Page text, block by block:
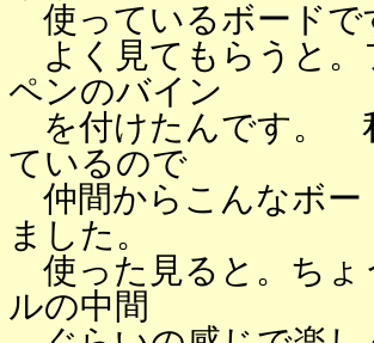
使っているボードで
よく見てもらうと。
ペンのバイン
を付けたんです。
ているので
仲間からこんなボー
ました。
使った見ると。ちょ
ルの中間